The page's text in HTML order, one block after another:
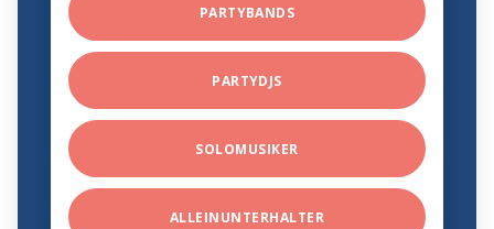
PARTYBANDS
PARTYDJS
SOLOMUSIKER
ALLEINUNTERHALTER